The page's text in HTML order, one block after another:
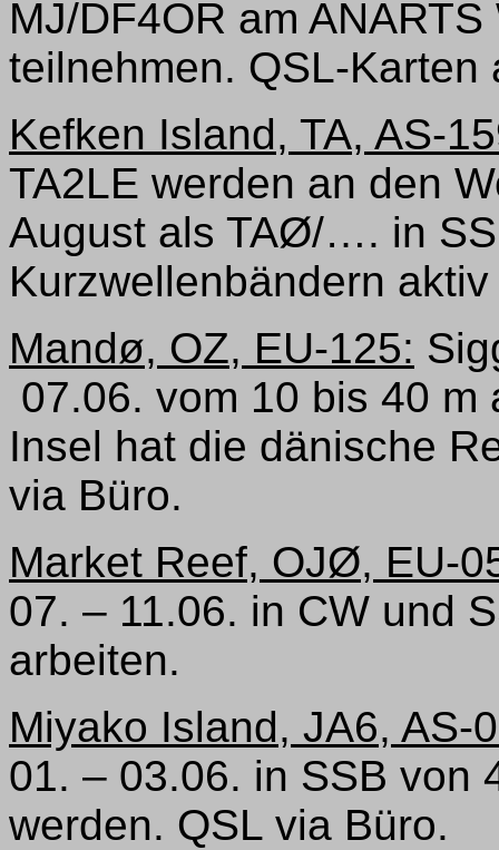
MJ/DF4OR am
teilnehmen. QSL-Karten
Kefken Island, TA, AS-
TA2LE werden an den
August als TAØ/…. in
Kurzwellenbändern
Mandø, OZ, EU-125:
07.06. vom 10 bis 40 m
Insel hat die dänische
via Büro.
Market Reef, OJØ, EU-
07. – 11.06. in CW und
arbeiten.
Miyako Island, JA6, AS-
01. – 03.06. in SSB von
werden. QSL via Büro.